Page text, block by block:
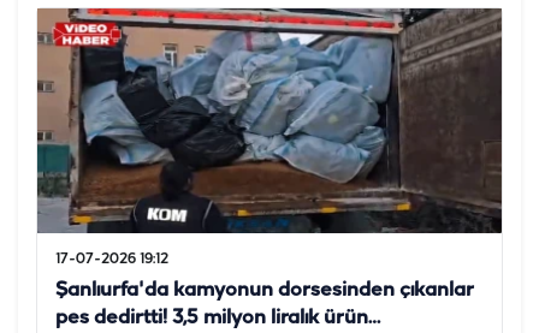
17-07-2026 19:12
Şanlıurfa'da kamyonun dorsesinden çıkanlar
pes dedirtti! 3,5 milyon liralık ürün…